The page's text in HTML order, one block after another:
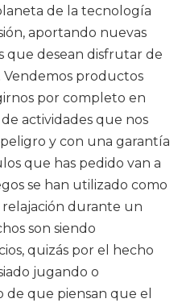
de la tecnología
aportando nuevas
que desean disfrutar de
Vendemos productos
por completo en
actividades que nos
y con una garantía
que has pedido van a
se han utilizado como
relajación durante un
son siendo
quizás por el hecho
jugando o
que piensan que el